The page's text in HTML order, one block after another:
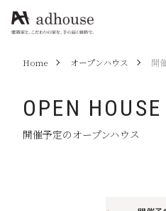
Home オープンハウス 開
OPEN HOUSE
開催予定のオープンハウス